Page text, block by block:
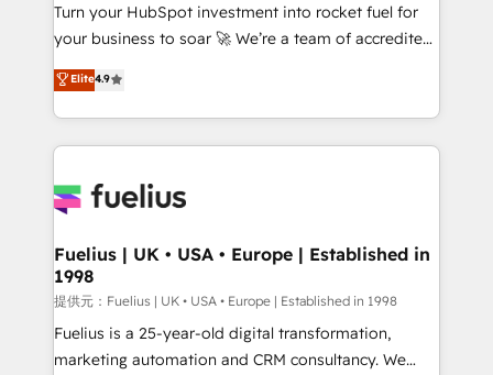
certified - the AI management standard • GuardHub:
our AI governance framework, built on ISO 42001
Ready for the next step? Click the 👈 '𝗖𝗼𝗻𝘁𝗮𝗰𝘁
𝗯𝘂𝘀𝗶𝗻𝗲𝘀𝘀' button to get in touch (𝘸𝘦'𝘳𝘦 𝘴𝘶𝘱𝘦𝘳
𝘳𝘦𝘴𝘱𝘰𝘯𝘴𝘪𝘷𝘦)
Turn your HubSpot investment into rocket fuel for
your business to soar 🚀 We’re a team of accredited
HubSpot experts ready to help you. We can
implement the platform into complex business
environments, optimise what you've got and make
sure you can actually use it, build your website in
for you and execute it on HubSpot. We are on the
framework, meaning we've been accredited by
HubSpot and vetted by the CCS, which means we
can support public sector companies as well the
other ones listed in our profile. Our services: -
HubSpot implementation - HubSpot CMS website
Elite4.9
Fuelius | UK • USA • Europe | Established in
1998
提供元：Fuelius | UK • USA • Europe | Established in 1998
Fuelius is a 25-year-old digital transformation,
marketing automation and CRM consultancy. We